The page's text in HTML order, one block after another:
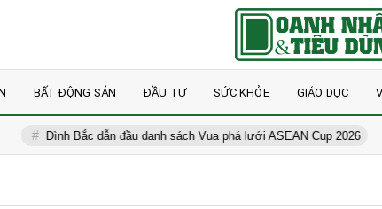
BẤT ĐỘNG SẢN ĐẦU TƯ SỨC KHỎE GIÁO DỤC
Đình Bắc dẫn đầu danh sách Vua phá lưới ASEAN Cup 2026